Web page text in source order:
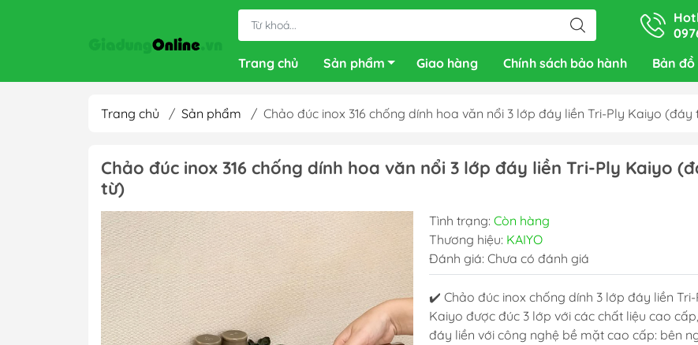
Trang chủ
Sản phẩm Giao hàng Chính sách bảo hành Bản đồ
Trang chủ / Sản phẩm / Chảo đúc inox 316 chống dính hoa văn nổi 3 lớp đáy liền Tri-Ply Kaiyo (đáy
Chảo đúc inox 316 chống dính hoa văn nổi 3 lớp đáy liền Tri-Ply Kaiyo
từ)
Tình trạng: Còn hàng
Thương hiệu: KAIYO
Đánh giá: Chưa có đánh giá
✔️ Chảo đúc inox chống dính 3 lớp đáy liền Tri-
Kaiyo được đúc 3 lớp với các chất liệu cao
đáy liền với công nghệ bề mặt cao cấp: bên